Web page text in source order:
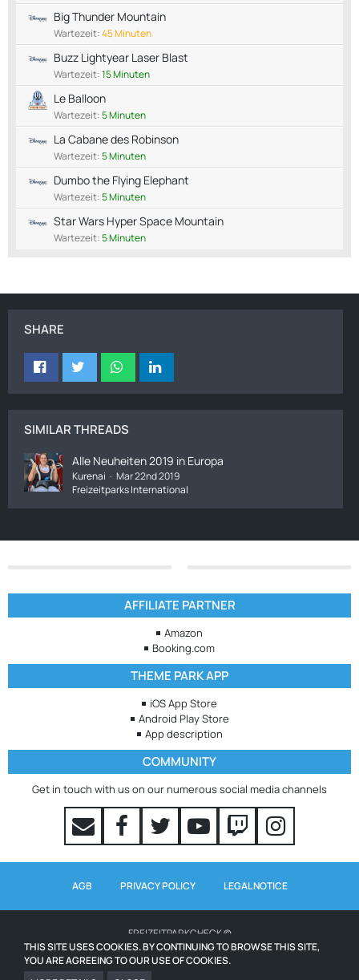
Big Thunder Mountain
Wartezeit:45 Minuten
Buzz Lightyear Laser Blast
Wartezeit:15 Minuten
Le Balloon
Wartezeit:5 Minuten
La Cabane des Robinson
Wartezeit:5 Minuten
Dumbo the Flying Elephant
Wartezeit:5 Minuten
Star Wars Hyper Space Mountain
Wartezeit:5 Minuten
SHARE
SIMILAR THREADS
Alle Neuheiten 2019 in Europa
Kurenai
Mar 22nd 2019
Freizeitparks International
AFFILIATE PARTNER
Amazon
Booking.com
THEME PARK APP
iOS App Store
Android Play Store
App description
COMMUNITY
Get in touch with us on our numerous social media channels
AGB PRIVACY POLICY LEGAL NOTICE
FREIZEITPARKCHECK ©
WAITING TIMES POWERED BY QUEUE-TIMES.COM
ICONS FROM WWW.ICONS8.COM
THIS SITE USES COOKIES. BY CONTINUING TO BROWSE THIS SITE,
YOU ARE AGREEING TO OUR USE OF COOKIES.